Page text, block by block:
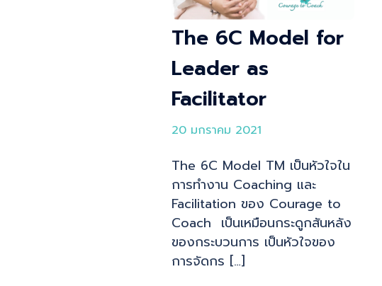
The 6C Model for
Leader as
Facilitator
20 มกราคม 2021
The 6C Model TM เป็นหัวใจใน
การทำงาน Coaching และ
Facilitation ของ Courage to
Coach เป็นเหมือนกระดูกสันหลัง
ของกระบวนการ เป็นหัวใจของ
การจัดกร […]